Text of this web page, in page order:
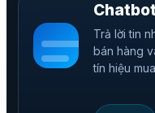
Trả lời tin
bán hàng
tín hiệu